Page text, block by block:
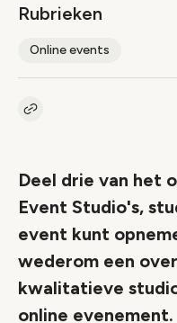
Rubrieken
Online events
Kopieer link naar artikel
Deel drie van het
Event Studio's,
event kunt
wederom een
kwalitatieve
online evenement.